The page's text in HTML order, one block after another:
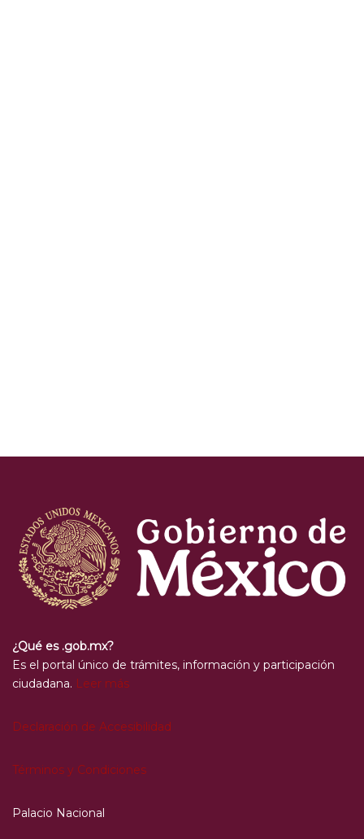
¿Qué es .gob.mx?
Es el portal único de trámites, información y participación
ciudadana. Leer más
Declaración de Accesibilidad
Términos y Condiciones
Palacio Nacional